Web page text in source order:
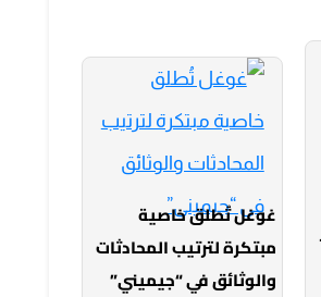
غوغل تُطلق خاصية
مبتكرة لترتيب المحادثات
والوثائق في “جيميني”